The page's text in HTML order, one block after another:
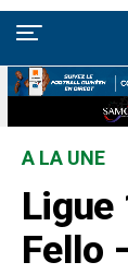
A LA UNE
Ligue
Fello